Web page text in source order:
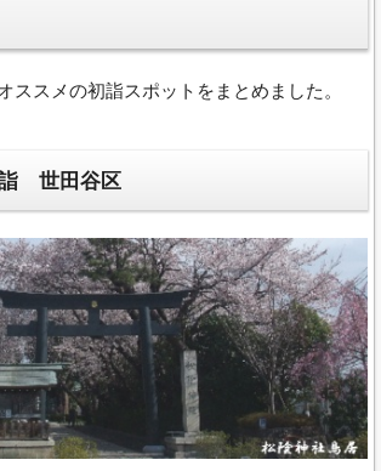
ススメの初詣スポットをまとめました。
世田谷区